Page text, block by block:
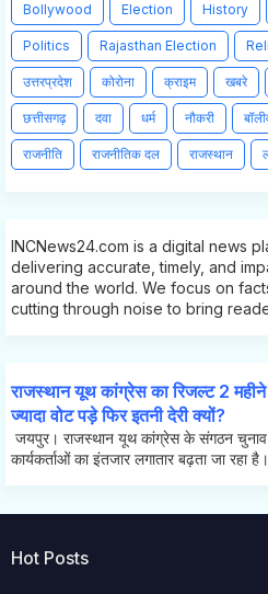
Bollywood Election History
Politics Rajasthan Election
उत्तरप्रदेश कोरोना क्राइम खबरे
छत्तीसगढ़ दवा धर्म नौकरी
राजनीति राजनीतिक दल राजस्थान
INCNews24.com is a digital news
delivering accurate, timely, and
around the world. We focus on
cutting through noise to bring
राजस्थान यूथ कांग्रेस का रिजल्ट 2
ज्यादा वोट पड़े फिर इतनी देरी क्यों?
जयपुर। राजस्थान यूथ कांग्रेस के संगठन
कार्यकर्ताओं का इंतजार लगातार बढ़ता जा रहा
Hot Posts